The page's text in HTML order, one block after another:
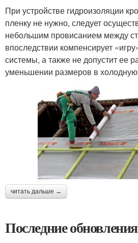
При устройстве гидроизоляции
пленку не нужно, следует
небольшим провисанием между
впоследствии компенсирует
системы, а также не допустит ее
уменьшении размеров в холодную
читать дальше →
Последние